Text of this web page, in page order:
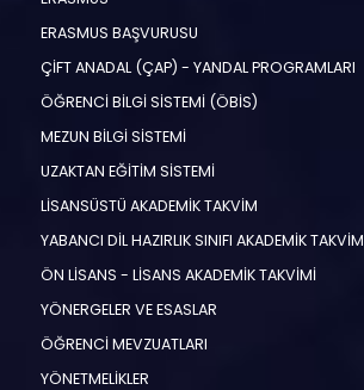
ERASMUS BAŞVURUSU
ÇİFT ANADAL (ÇAP) - YANDAL PROGRAMLARI
ÖĞRENCİ BİLGİ SİSTEMİ (ÖBİS)
MEZUN BİLGİ SİSTEMİ
UZAKTAN EĞİTİM SİSTEMİ
LİSANSÜSTÜ AKADEMİK TAKVİM
YABANCI DİL HAZIRLIK SINIFI AKADEMİK TAKVİM
ÖN LİSANS - LİSANS AKADEMİK TAKVİMİ
YÖNERGELER VE ESASLAR
ÖĞRENCİ MEVZUATLARI
YÖNETMELİKLER